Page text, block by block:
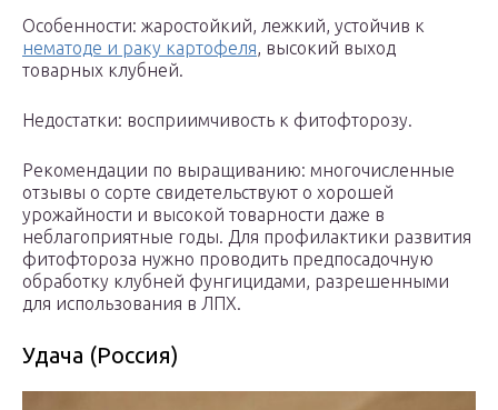
Особенности: жаростойкий, лежкий, устойчив к
нематоде и раку картофеля, высокий выход
товарных клубней.
Недостатки: восприимчивость к фитофторозу.
Рекомендации по выращиванию: многочисленные
отзывы о сорте свидетельствуют о хорошей
урожайности и высокой товарности даже в
неблагоприятные годы. Для профилактики развития
фитофтороза нужно проводить предпосадочную
обработку клубней фунгицидами, разрешенными
для использования в ЛПХ.
Удача (Россия)